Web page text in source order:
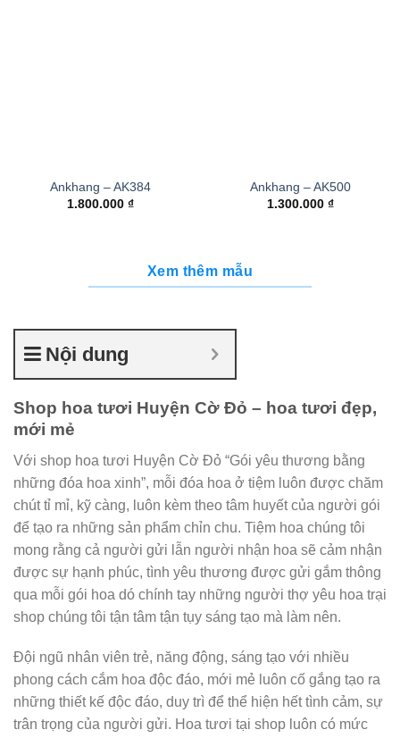
Ankhang – AK384
1.800.000 ₫
Ankhang – AK500
1.300.000 ₫
Xem thêm mẫu
Nội dung
Shop hoa tươi Huyện Cờ Đỏ – hoa tươi đẹp,
mới mẻ
Với shop hoa tươi Huyện Cờ Đỏ “Gói yêu thương bằng
những đóa hoa xinh”, mỗi đóa hoa ở tiệm luôn được chăm
chút tỉ mỉ, kỹ càng, luôn kèm theo tâm huyết của người gói
để tạo ra những sản phẩm chỉn chu. Tiệm hoa chúng tôi
mong rằng cả người gửi lẫn người nhận hoa sẽ cảm nhận
được sự hạnh phúc, tình yêu thương được gửi gắm thông
qua mỗi gói hoa dó chính tay những người thợ yêu hoa trại
shop chúng tôi tận tâm tận tụy sáng tạo mà làm nên.
Đội ngũ nhân viên trẻ, năng động, sáng tạo với nhiều
phong cách cắm hoa độc đáo, mới mẻ luôn cố gắng tạo ra
những thiết kế độc đáo, duy trì để thể hiện hết tình cảm, sự
trân trọng của người gửi. Hoa tươi tại shop luôn có mức